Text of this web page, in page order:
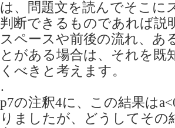
は、問題文を読んでそこに
判断できるものであれば説
スペースや前後の流れ、あ
とがある場合は、それを既
くべきと考えます。
p7の注釈4に、この結果は
りましたが、どうしてその